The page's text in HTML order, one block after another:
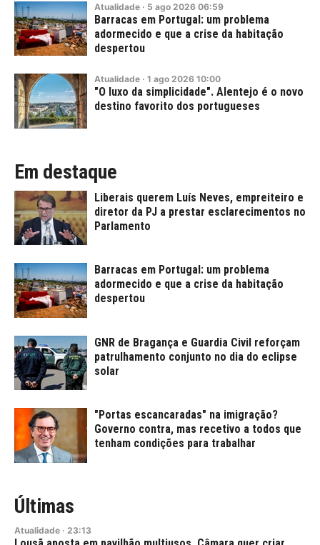
Atualidade · 5 ago 2026 06:59
Barracas em Portugal: um problema
adormecido e que a crise da habitação
despertou
Atualidade · 1 ago 2026 10:00
"O luxo da simplicidade". Alentejo é o novo
destino favorito dos portugueses
Em destaque
Liberais querem Luís Neves, empreiteiro e
diretor da PJ a prestar esclarecimentos no
Parlamento
Barracas em Portugal: um problema
adormecido e que a crise da habitação
despertou
GNR de Bragança e Guardia Civil reforçam
patrulhamento conjunto no dia do eclipse
solar
"Portas escancaradas" na imigração?
Governo contra, mas recetivo a todos que
tenham condições para trabalhar
Últimas
Atualidade · 23:13